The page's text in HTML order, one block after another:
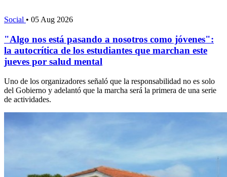
Social • 05 Aug 2026
"Algo nos está pasando a nosotros como jóvenes":
la autocrítica de los estudiantes que marchan este
jueves por salud mental
Uno de los organizadores señaló que la responsabilidad no es solo
del Gobierno y adelantó que la marcha será la primera de una serie
de actividades.